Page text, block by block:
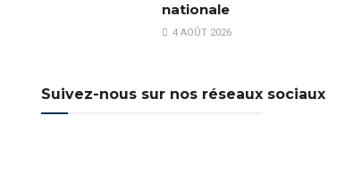
nationale
4 AOÛT 2026
Suivez-nous sur nos réseaux sociaux